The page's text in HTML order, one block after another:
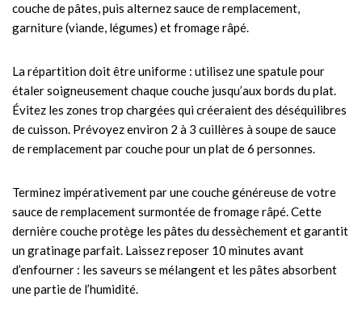
couche de pâtes, puis alternez sauce de remplacement,
garniture (viande, légumes) et fromage râpé.
La répartition doit être uniforme : utilisez une spatule pour
étaler soigneusement chaque couche jusqu’aux bords du plat.
Évitez les zones trop chargées qui créeraient des déséquilibres
de cuisson. Prévoyez environ 2 à 3 cuillères à soupe de sauce
de remplacement par couche pour un plat de 6 personnes.
Terminez impérativement par une couche généreuse de votre
sauce de remplacement surmontée de fromage râpé. Cette
dernière couche protège les pâtes du dessèchement et garantit
un gratinage parfait. Laissez reposer 10 minutes avant
d’enfourner : les saveurs se mélangent et les pâtes absorbent
une partie de l’humidité.